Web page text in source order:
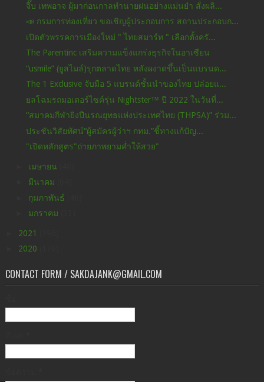
จี๊บ เทพอาจ ผู้มาก่อนกาลทำนายฝนอย่างแม่นยำ สั่งผลิ...
📣 กรมการท่องเที่ยว ขอเชิญผู้ประกอบการ สถานประกอบก...
เปิดตัวพรรคการเมืองใหม่ " ไทยสมาร์ท " เลือกตั้งครั...
The Parentinc เสริมความแข็งแกร่งธุรกิจในอาเซียน
“usmile” (ยูสไมล์)รุกตลาดไทย หลังผงาดขึ้นเป็นแบรนด...
The 1 Exclusive จับมือ 5 แบรนด์ชั้นนำของไทย ปล่อยแ...
ยลโฉมรถมอเตอร์ไซค์รุ่น Nightster™ ปี 2022 ในวันที่...
“สมาคมกีฬายิงปืนรณยุทธแห่งประเทศไทย (THPSA)” ร่วม...
ประชันวิสัยทัศน์“ผู้สมัครผู้ว่าฯ กทม.”ชี้ทางแก้ปัญ...
"เปิดหลักสูตร"ถ่ายภาพยามค่ำให้สวย"
เมษายน
มีนาคม
กุมภาพันธ์
มกราคม
2021
2020
CONTACT FORM / SAKDAJANK@GMAIL.COM